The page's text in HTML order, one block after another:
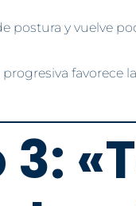
postura y vuelve
favorece
3: